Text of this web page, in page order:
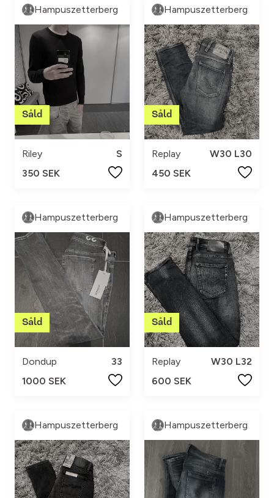
Hampuszetterberg
Riley
S
350 SEK
Hampuszetterberg
Replay
W30 L30
450 SEK
Hampuszetterberg
Dondup
33
1000 SEK
Hampuszetterberg
Replay
W30 L32
600 SEK
Hampuszetterberg Hampuszetterberg